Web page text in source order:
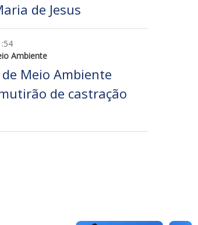
de Jesus
Ambiente
Meio Ambiente
de castração